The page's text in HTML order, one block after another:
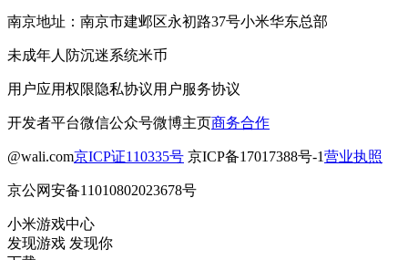
南京地址：南京市建邺区永初路37号小米华东总部
未成年人防沉迷系统米币
用户应用权限隐私协议用户服务协议
开发者平台微信公众号微博主页商务合作
@wali.com京ICP证110335号 京ICP备17017388号-1营业执照
京公网安备11010802023678号
小米游戏中心
发现游戏 发现你